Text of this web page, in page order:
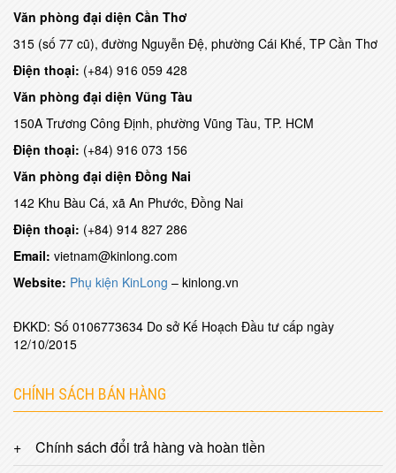
Văn phòng đại diện Cần Thơ
315 (số 77 cũ), đường Nguyễn Đệ, phường Cái Khế, TP Cần Thơ
Điện thoại: (+84) 916 059 428
Văn phòng đại diện Vũng Tàu
150A Trương Công Định, phường Vũng Tàu, TP. HCM
Điện thoại: (+84) 916 073 156
Văn phòng đại diện Đồng Nai
142 Khu Bàu Cá, xã An Phước, Đồng Nai
Điện thoại: (+84) 914 827 286
Email: vietnam@kinlong.com
Website: Phụ kiện KinLong – kinlong.vn
ĐKKD: Số 0106773634 Do sở Kế Hoạch Đầu tư cấp ngày
12/10/2015
CHÍNH SÁCH BÁN HÀNG
Chính sách đổi trả hàng và hoàn tiền